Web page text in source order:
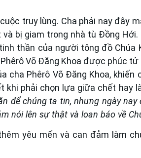
truy lùng. Cha phải nay đây
bị giam trong nhà tù Đồng Hới.
thần của người tông đồ Chúa
Võ Đăng Khoa được phúc tử
cha Phêrô Võ Đăng Khoa, khiến
khi phải chọn lựa giữa chết hay
để chúng ta tin, nhưng ngày nay
nói lên sự thật và loan báo về
yêu mến và can đảm làm